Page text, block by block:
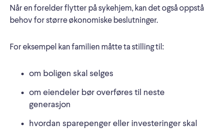
Når en forelder flytter på sykehjem, kan det også oppstå
behov for større økonomiske beslutninger.
For eksempel kan familien måtte ta stilling til:
om boligen skal selges
om eiendeler bør overføres til neste
generasjon
hvordan sparepenger eller investeringer skal